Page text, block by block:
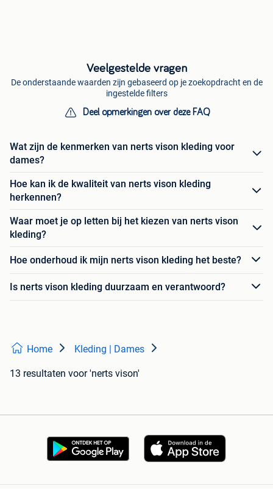
Veelgestelde vragen
De onderstaande waarden zijn gebaseerd op je zoekopdracht en de
ingestelde filters
Deel opmerkingen over deze FAQ
Wat zijn de kenmerken van nerts vison kleding voor
dames?
Hoe kan ik de kwaliteit van nerts vison kleding
herkennen?
Waar moet je op letten bij het kiezen van nerts vison
kleding?
Hoe onderhoud ik mijn nerts vison kleding het beste?
Is nerts vison kleding duurzaam en verantwoord?
Home Kleding | Dames
13 resultaten voor 'nerts vison'